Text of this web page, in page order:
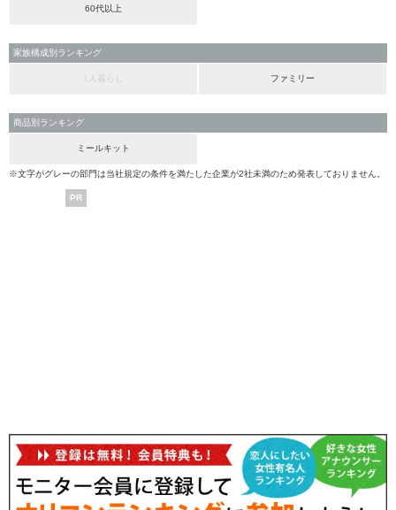
60代以上
家族構成別ランキング
1人暮らし ファミリー
商品別ランキング
ミールキット
※文字がグレーの部門は当社規定の条件を満たした企業が2社未満のため発表しておりません。
PR